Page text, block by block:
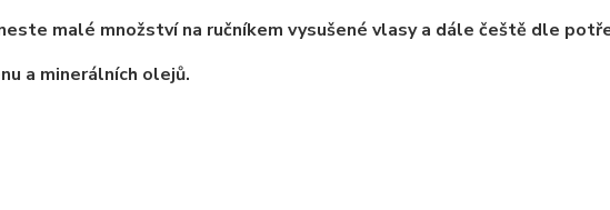
malé množství na ručníkem vysušené vlasy a dále čeště dle
a minerálních olejů.